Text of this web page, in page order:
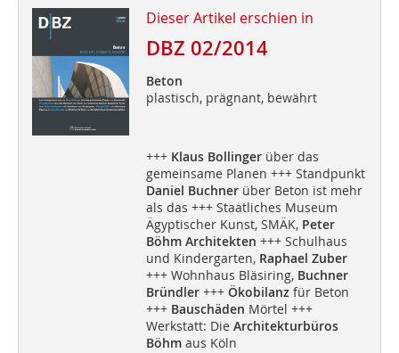
Dieser Artikel erschien in
DBZ 02/2014
Beton
plastisch, prägnant, bewährt
+++ Klaus Bollingerüber das
gemeinsame Planen +++ Standpunkt
Daniel Buchnerüber Beton ist mehr
als das +++ Staatliches Museum
Ägyptischer Kunst, SMÄK, Peter
Böhm Architekten +++ Schulhaus
und Kindergarten, Raphael Zuber
+++ Wohnhaus Bläsiring, Buchner
Bründler+++ Ökobilanzfür Beton
+++ Bauschäden Mörtel +++
Werkstatt: Die Architekturbüros
Böhmaus Köln